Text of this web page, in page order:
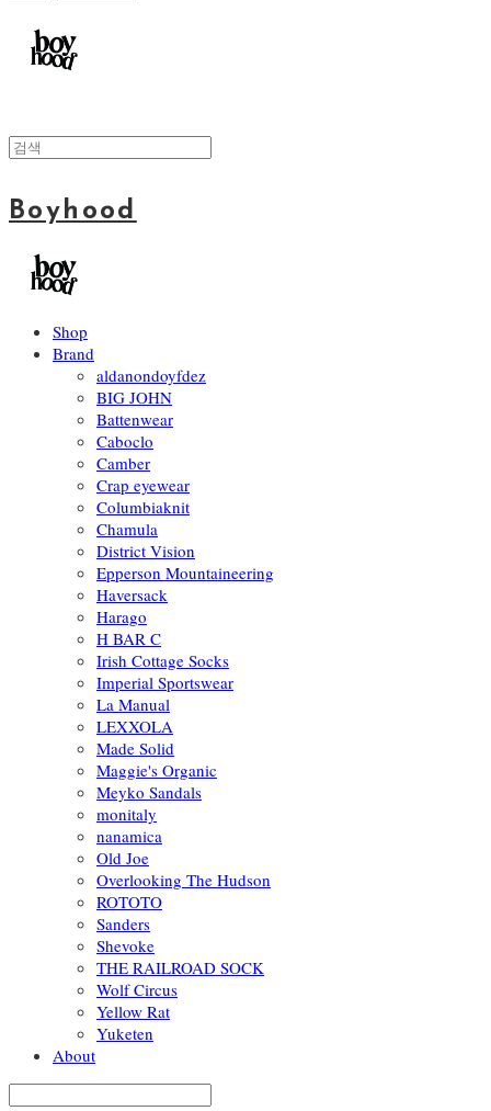
Boyhood
Shop
Brand
aldanondoyfdez
BIG JOHN
Battenwear
Caboclo
Camber
Crap eyewear
Columbiaknit
Chamula
District Vision
Epperson Mountaineering
Haversack
Harago
H BAR C
Irish Cottage Socks
Imperial Sportswear
La Manual
LEXXOLA
Made Solid
Maggie's Organic
Meyko Sandals
monitaly
nanamica
Old Joe
Overlooking The Hudson
ROTOTO
Sanders
Shevoke
THE RAILROAD SOCK
Wolf Circus
Yellow Rat
Yuketen
About